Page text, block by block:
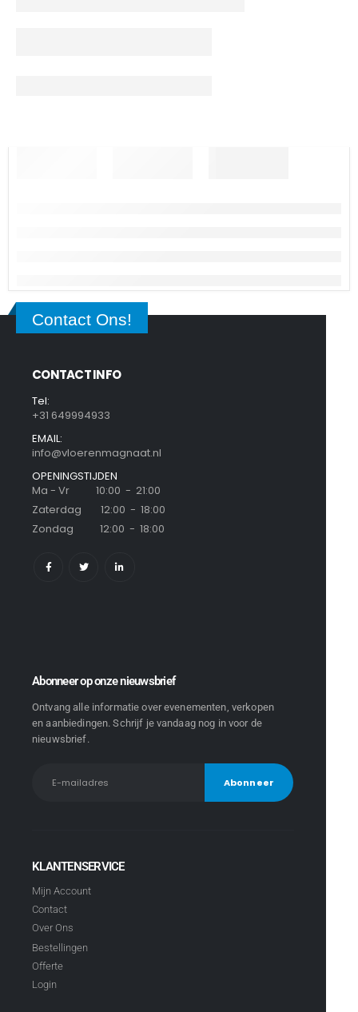
Contact Ons!
CONTACT INFO
Tel:
+31 649994933
EMAIL:
info@vloerenmagnaat.nl
OPENINGSTIJDEN
Ma - Vr 10:00 - 21:00
Zaterdag 12:00 - 18:00
Zondag 12:00 - 18:00
Abonneer op onze nieuwsbrief
Ontvang alle informatie over evenementen, verkopen
en aanbiedingen. Schrijf je vandaag nog in voor de
nieuwsbrief.
KLANTENSERVICE
Mijn Account
Contact
Over Ons
Bestellingen
Offerte
Login